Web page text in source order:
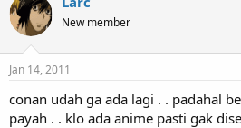
New member
Jan 14, 2011
conan udah ga ada lagi . . padahal
payah . . klo ada anime pasti gak